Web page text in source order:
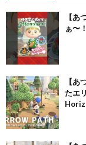
【
ぁ〜
【
たエ